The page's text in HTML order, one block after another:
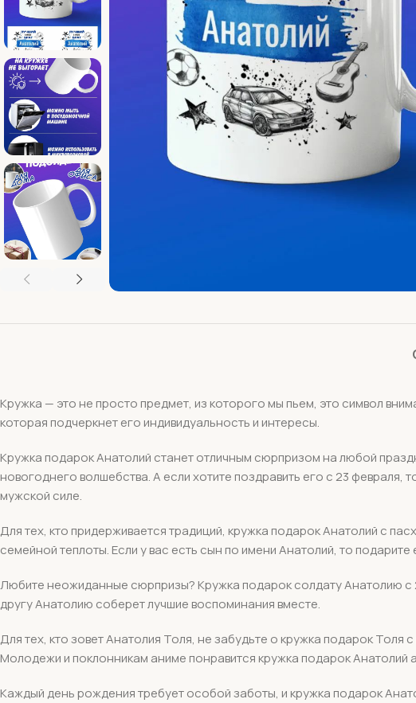
Кружка — это не просто предмет, из которого мы пьем, это символ
которая подчеркнет его индивидуальность и интересы.
Кружка подарок Анатолий станет отличным сюрпризом на любой
новогоднего волшебства. А если хотите поздравить его с 23
мужской силе.
Для тех, кто придерживается традиций, кружка подарок Анатолий с
семейной теплоты. Если у вас есть сын по имени Анатолий, то
Любите неожиданные сюрпризы? Кружка подарок солдату Анатолию с
другу Анатолию соберет лучшие воспоминания вместе.
Для тех, кто зовет Анатолия Толя, не забудьте о кружка подарок
Молодежи и поклонникам аниме понравится кружка подарок
Каждый день рождения требует особой заботы, и кружка подарок